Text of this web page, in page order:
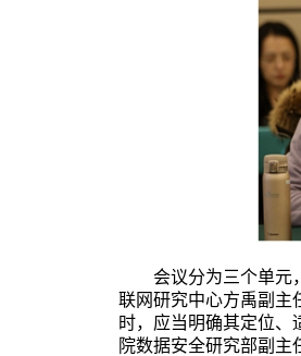
会议分为三个单元
联网研究中心方禹副主
时，应当明确其定位、
院数据安全研究部副